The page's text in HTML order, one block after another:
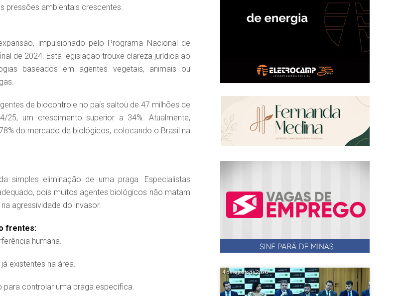
pressões ambientais crescentes.
impulsionado pelo Programa Nacional de
de 2024. Esta legislação trouxe clareza jurídica ao
baseados em agentes vegetais, animais ou
de biocontrole no país saltou de 47 milhões de
um crescimento superior a 34%. Atualmente,
do mercado de biológicos, colocando o Brasil na
simples eliminação de uma praga. Especialistas
pois muitos agentes biológicos não matam
agressividade do invasor.
frentes:
humana.
existentes na área.
para controlar uma praga específica.
4 de agosto de 2026